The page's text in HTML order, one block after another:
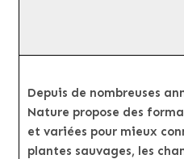
Depuis de nombreuses
Nature propose des
et variées pour mieux
plantes sauvages, les